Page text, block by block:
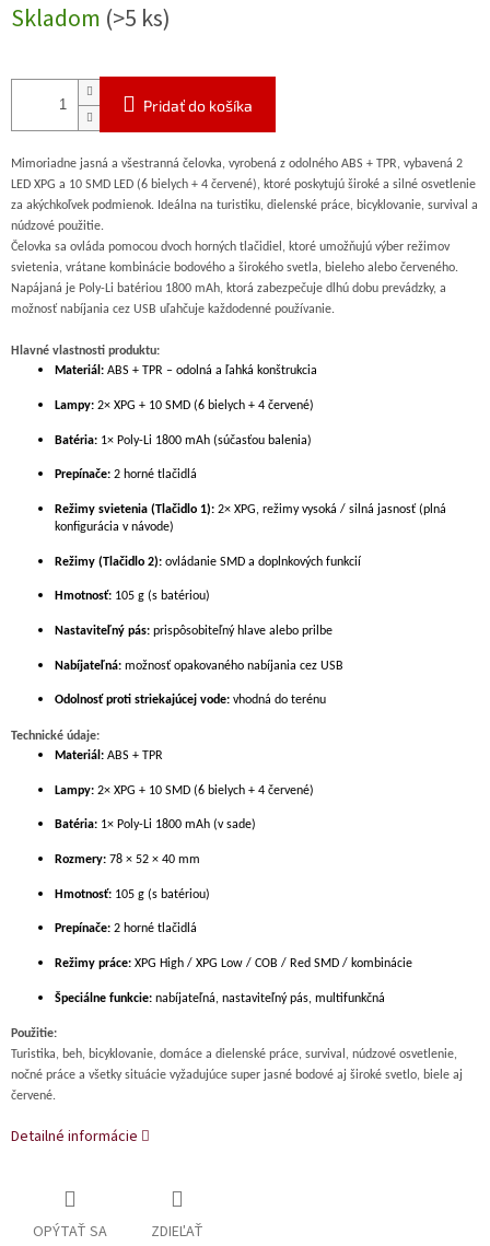
cena:
Skladom (>5 ks)
Pridať do košíka
Mimoriadne jasná a všestranná čelovka, vyrobená z odolného ABS + TPR, vybavená 2
LED XPG a 10 SMD LED (6 bielych + 4 červené), ktoré poskytujú široké a silné osvetlenie
za akýchkoľvek podmienok. Ideálna na turistiku, dielenské práce, bicyklovanie, survival a
núdzové použitie.
Čelovka sa ovláda pomocou dvoch horných tlačidiel, ktoré umožňujú výber režimov
svietenia, vrátane kombinácie bodového a širokého svetla, bieleho alebo červeného.
Napájaná je Poly-Li batériou 1800 mAh, ktorá zabezpečuje dlhú dobu prevádzky, a
možnosť nabíjania cez USB uľahčuje každodenné používanie.
Hlavné vlastnosti produktu:
Materiál: ABS + TPR – odolná a ľahká konštrukcia
Lampy: 2× XPG + 10 SMD (6 bielych + 4 červené)
Batéria: 1× Poly-Li 1800 mAh (súčasťou balenia)
Prepínače: 2 horné tlačidlá
Režimy svietenia (Tlačidlo 1): 2× XPG, režimy vysoká / silná jasnosť (plná
konfigurácia v návode)
Režimy (Tlačidlo 2): ovládanie SMD a doplnkových funkcií
Hmotnosť: 105 g (s batériou)
Nastaviteľný pás: prispôsobiteľný hlave alebo prilbe
Nabíjateľná: možnosť opakovaného nabíjania cez USB
Odolnosť proti striekajúcej vode: vhodná do terénu
Technické údaje:
Materiál: ABS + TPR
Lampy: 2× XPG + 10 SMD (6 bielych + 4 červené)
Batéria: 1× Poly-Li 1800 mAh (v sade)
Rozmery: 78 × 52 × 40 mm
Hmotnosť: 105 g (s batériou)
Prepínače: 2 horné tlačidlá
Režimy práce: XPG High / XPG Low / COB / Red SMD / kombinácie
Špeciálne funkcie: nabíjateľná, nastaviteľný pás, multifunkčná
Použitie:
Turistika, beh, bicyklovanie, domáce a dielenské práce, survival, núdzové osvetlenie,
nočné práce a všetky situácie vyžadujúce super jasné bodové aj široké svetlo, biele aj
červené.
Detailné informácie
OPÝTAŤ SA ZDIEĽAŤ